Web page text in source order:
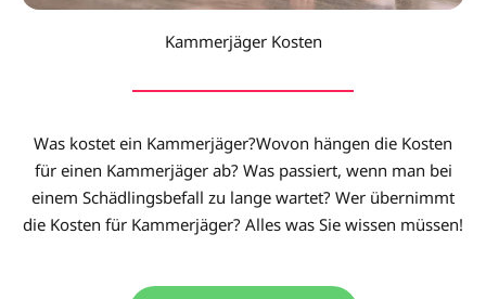
Kammerjäger Kosten
Was kostet ein Kammerjäger?Wovon hängen die Kosten
für einen Kammerjäger ab? Was passiert, wenn man bei
einem Schädlingsbefall zu lange wartet? Wer übernimmt
die Kosten für Kammerjäger? Alles was Sie wissen müssen!